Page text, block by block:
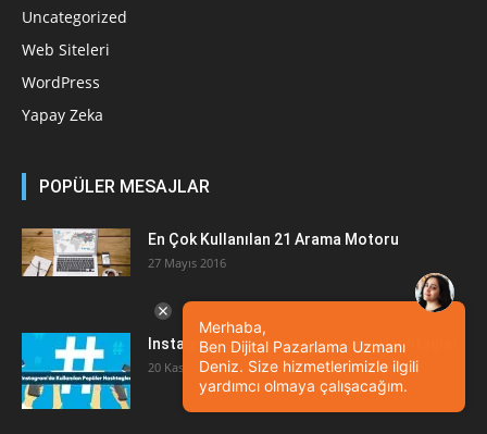
Uncategorized
Web Siteleri
WordPress
Yapay Zeka
POPÜLER MESAJLAR
En Çok Kullanılan 21 Arama Motoru
27 Mayıs 2016
Instagram’da Kullanılan Popüler Hashtagler
20 Kasım 2018
Merhaba,
Ben Dijital Pazarlama Uzmanı
Deniz. Size hizmetlerimizle ilgili
yardımcı olmaya çalışacağım.